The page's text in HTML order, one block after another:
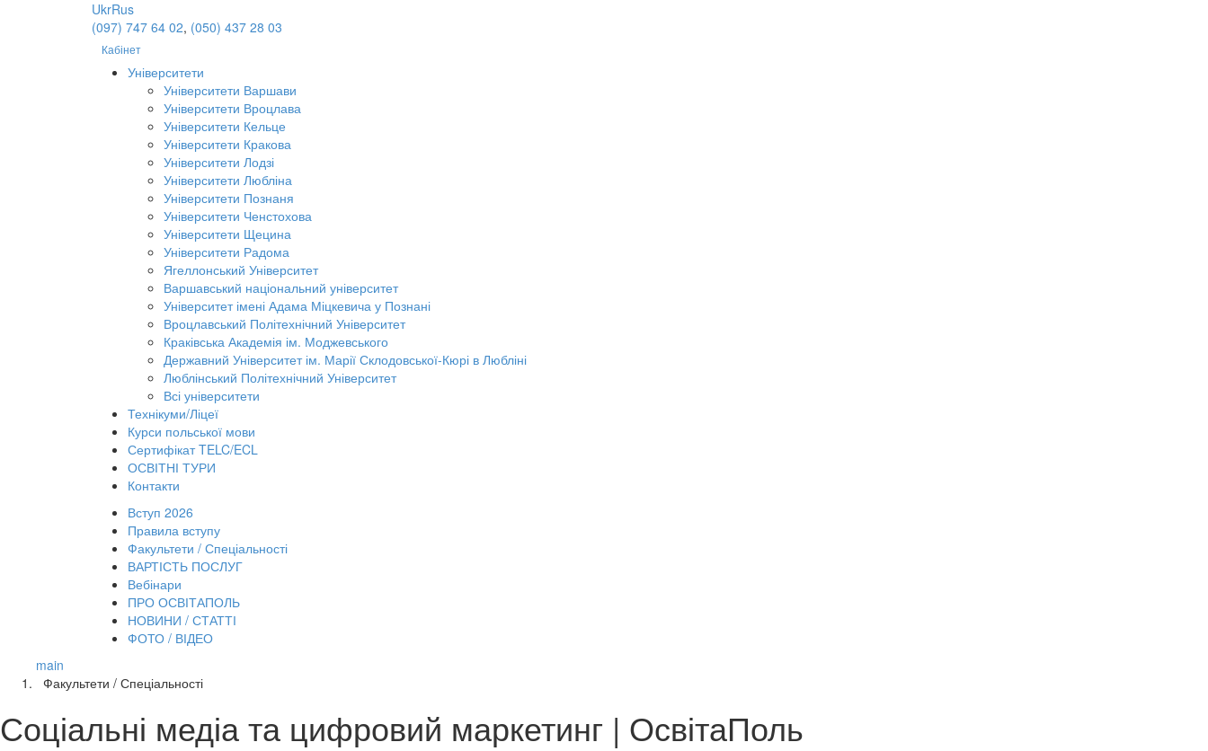
UkrRus
(097) 747 64 02, (050) 437 28 03
Кабінет
Університети
Університети Варшави
Університети Вроцлава
Університети Кельце
Університети Кракова
Університети Лодзі
Університети Любліна
Університети Познаня
Університети Ченстохова
Університети Щецина
Університети Радома
Ягеллонський Університет
Варшавський національний університет
Університет імені Адама Міцкевича у Познані
Вроцлавський Політехнічний Університет
Краківська Академія ім. Моджевського
Державний Університет ім. Марії Склодовської-Кюрі в Любліні
Люблінський Політехнічний Університет
Всі університети
Технікуми/Ліцеї
Курси польської мови
Сертифікат TELC/ECL
ОСВІТНІ ТУРИ
Контакти
Вступ 2026
Правила вступу
Факультети / Спеціальності
ВАРТІСТЬ ПОСЛУГ
Вебінари
ПРО ОСВІТАПОЛЬ
НОВИНИ / СТАТТІ
ФОТО / ВІДЕО
main
Факультети / Спеціальності
Соціальні медіа та цифровий маркетинг | ОсвітаПоль